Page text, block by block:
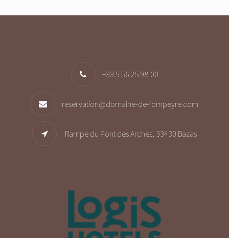
+33 5 56 25 98 00
reservation@domaine-de-fompeyre.com
Rampe du Pont des Arches, 33430 Bazas